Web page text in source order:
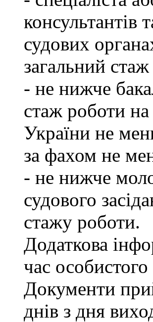
консультантів
судових
загальний
- не нижче
стаж роботи
України не
за фахом не
- не нижче
судового
стажу роботи.
Додаткова
час
Документи
днів з дня